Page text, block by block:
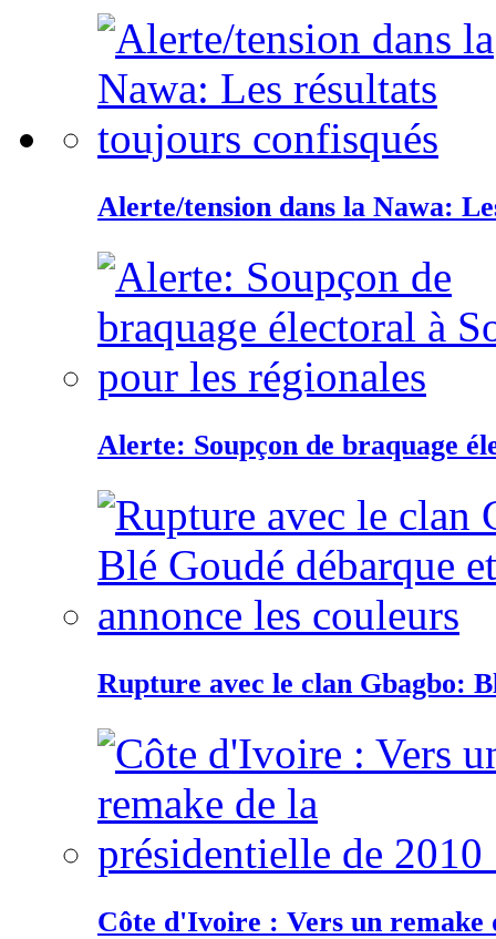
Alerte/tension dans la Nawa:
Alerte: Soupçon de braquage
Rupture avec le clan Gbagbo:
Côte d'Ivoire : Vers un remake